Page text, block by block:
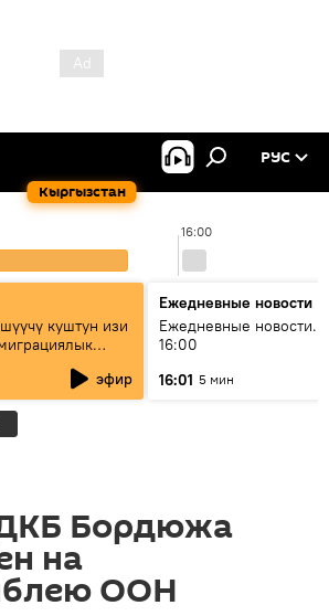
Кыргызстан
РУС
16:00
куштун изи
берет?
эфир
Ежедневные новости
Ежедневные новости.
16:00
16:01 5 мин
Бордюжа
на
ООН